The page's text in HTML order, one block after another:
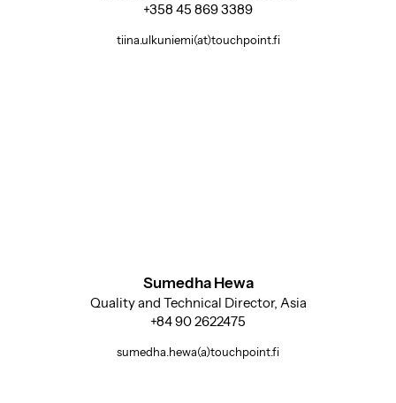
+358 45 869 3389
tiina.ulkuniemi(at)touchpoint.fi
Sumedha Hewa
Quality and Technical Director, Asia
+84 90 2622475
sumedha.hewa(a)touchpoint.fi